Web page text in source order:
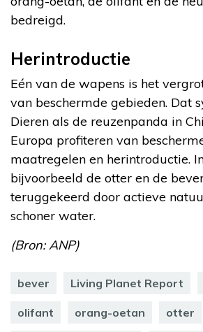
bedreigd.
Herintroductie
Eén van de wapens is het
van beschermde gebieden. Dat
Dieren als de reuzenpanda in
Europa profiteren van
maatregelen en herintroductie.
bijvoorbeeld de otter en de
teruggekeerd door actieve
schoner water.
(Bron: ANP)
bever Living Planet Report
olifant orang-oetan otter